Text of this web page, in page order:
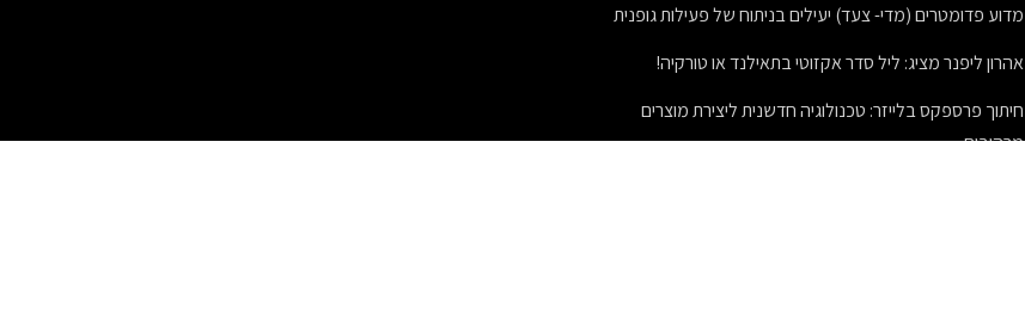
מדוע פדומטרים (מדי- צעד) יעילים בניתוח של פעילות גופנית
אהרון ליפנר מציג: ליל סדר אקזוטי בתאילנד או טורקיה!
חיתוך פרספקס בלייזר: טכנולוגיה חדשנית ליצירת מוצרים
מרהיבים